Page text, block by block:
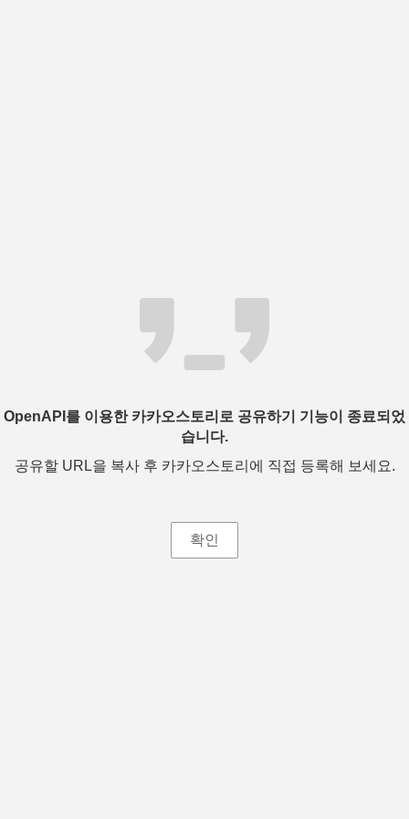
OpenAPI를 이용한 카카오스토리로 공유하기 기능이 종료되었
습니다.
공유할 URL을 복사 후 카카오스토리에 직접 등록해 보세요.
확인